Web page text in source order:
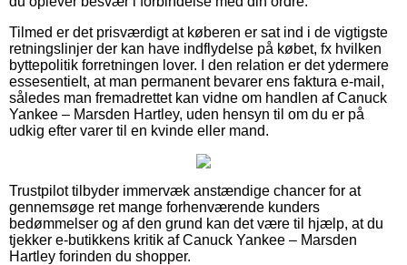
Tilmed er det prisværdigt at køberen er sat ind i de vigtigste
retningslinjer der kan have indflydelse på købet, fx hvilken
byttepolitik forretningen lover. I den relation er det ydermere
essesentielt, at man permanent bevarer ens faktura e-mail,
således man fremadrettet kan vidne om handlen af Canuck
Yankee – Marsden Hartley, uden hensyn til om du er på
udkig efter varer til en kvinde eller mand.
Trustpilot tilbyder immervæk anstændige chancer for at
gennemsøge ret mange forhenværende kunders
bedømmelser og af den grund kan det være til hjælp, at du
tjekker e-butikkens kritik af Canuck Yankee – Marsden
Hartley forinden du shopper.